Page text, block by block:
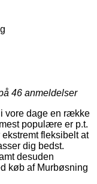
46 anmeldelser
vore dage en række
populære er p.t.
fleksibelt at
dig bedst.
desuden
køb af Murbøsning